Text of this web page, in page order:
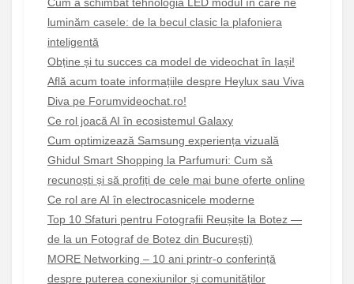
luminăm casele: de la becul clasic la plafoniera
inteligentă
Obține și tu succes ca model de videochat în Iași!
Află acum toate informațiile despre Heylux sau Viva
Diva pe Forumvideochat.ro!
Ce rol joacă AI în ecosistemul Galaxy
Cum optimizează Samsung experiența vizuală
Ghidul Smart Shopping la Parfumuri: Cum să
recunoști și să profiți de cele mai bune oferte online
Ce rol are AI în electrocasnicele moderne
Top 10 Sfaturi pentru Fotografii Reușite la Botez —
de la un Fotograf de Botez din București)
MORE Networking – 10 ani printr-o conferință
despre puterea conexiunilor și comunităților